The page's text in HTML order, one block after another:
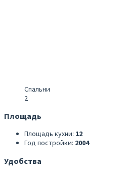
Спальни
2
Площадь
Площадь кухни: 12
Год постройки: 2004
Удобства